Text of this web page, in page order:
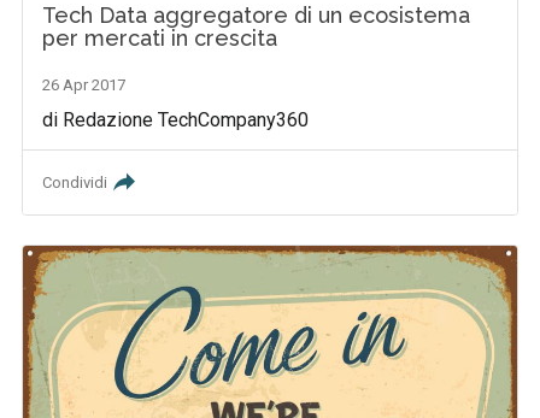
Tech Data aggregatore di un ecosistema
per mercati in crescita
26 Apr 2017
di Redazione TechCompany360
Condividi